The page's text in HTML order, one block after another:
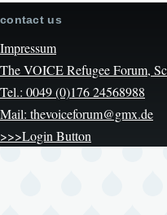
contact us
Impressum
The VOICE Refugee Forum,
Tel.: 0049 (0)176 24568988
Mail: thevoiceforum@gmx.de
>>>Login Button